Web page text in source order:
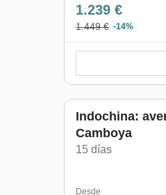
1.239 €
1.449 € -14%
Indochina:
Camboya
15 días
Desde